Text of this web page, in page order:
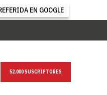
EN GOOGLE
NEWSLETTER